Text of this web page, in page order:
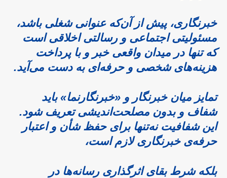
خبرنگاری، پیش از آن‌که عنوانی شغلی باشد،
مسئولیتی اجتماعی و رسالتی اخلاقی است
که تنها در میدان واقعی خبر و با پرداخت
هزینه‌های شخصی و حرفه‌ای به دست می‌آید.
تمایز میان خبرنگار و «خبرنگارنما» باید
شفاف و بدون مصلحت‌اندیشی تعریف شود.
این شفافیت نه‌تنها برای حفظ شأن و اعتبار
حرفه‌ی خبرنگاری لازم است،
بلکه شرط بقای اثرگذاری رسانه‌ها در